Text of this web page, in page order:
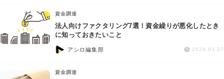
資金調達
法人向けファクタリング7選！資金繰りが悪化したとき
に知っておきたいこと
アシロ編集部 2024.03.27
資金調達